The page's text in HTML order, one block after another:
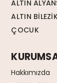
ALTIN
ALTIN
ÇOCUK
Hakkımızda